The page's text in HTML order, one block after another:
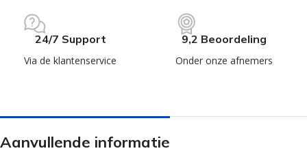
24/7 Support
Via de klantenservice
9,2 Beoordeling
Onder onze afnemers
Aanvullende informatie